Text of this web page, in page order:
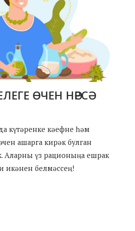
ӨЧЕН НӘРСӘ
күтәренке кәефне һәм
ашарга кирәк булган
Аларны үз рационыңа ешрак
икәнен белмәссең!